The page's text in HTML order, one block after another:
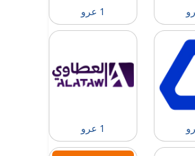
1 عرو
1 عرو